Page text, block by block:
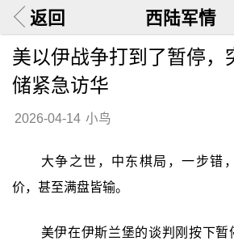
返回 西陆军情
美以伊战争打到了暂停，
储紧急访华
2026-04-14 小鸟
大争之世，中东棋局，一步错
价，甚至满盘皆输。
美伊在伊斯兰堡的谈判刚按下暂